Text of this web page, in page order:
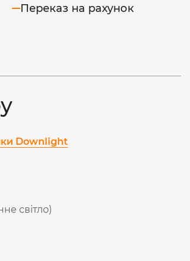
Переказ на рахунок
Downlight
світло)